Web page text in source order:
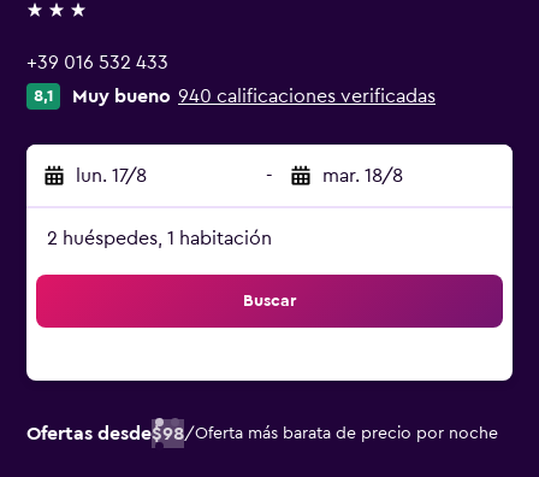
3 estrellas
+39 016 532 433
8,1 Muy bueno 940 calificaciones verificadas
lun. 17/8 - mar. 18/8
2 huéspedes, 1 habitación
Buscar
Ofertas desde$98/Oferta más barata de precio por noche